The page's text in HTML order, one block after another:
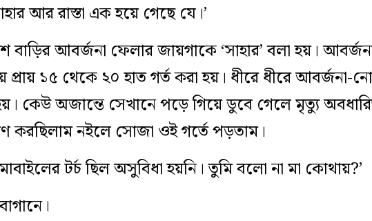
আর রাস্তা এক হয়ে গেছে যে।’
বাড়ির আবর্জনা ফেলার জায়গাকে ‘সাহার’ বলা হয়।
প্রায় ১৫ থেকে ২০ হাত গর্ত করা হয়। ধীরে ধীরে আবর্জনা-
কেউ অজান্তে সেখানে পড়ে গিয়ে ডুবে গেলে মৃত্যু
নইলে সোজা ওই গর্তে পড়তাম।
টর্চ ছিল অসুবিধা হয়নি। তুমি বলো না মা কোথায়?’